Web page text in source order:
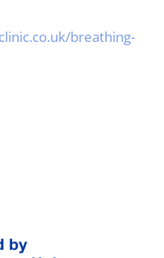
breathing-